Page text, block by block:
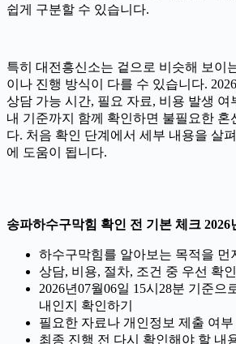
쉽게 구분할 수 있습니다.
특히 대전흥신소는 겉으로 비슷해 보이
이나 진행 방식이 다를 수 있습니다.
상담 가능 시간, 필요 자료, 비용 발생 여
내 기준까지 함께 확인하면 불필요한 혼
다. 처음 확인 단계에서 세부 내용을 살
에 도움이 됩니다.
송파하수구막힘 확인 전 기본 체크 2026
하수구막힘를 알아보는 목적을 먼
상담, 비용, 절차, 조건 중 우선 확
2026년07월06일 15시28분 기준으
내인지 확인하기
필요한 자료나 개인정보 제출 여부
최종 진행 전 다시 확인해야 할 내